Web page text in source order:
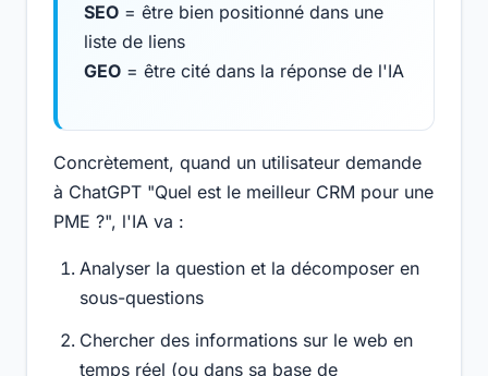
SEO = être bien positionné dans une
liste de liens
GEO = être cité dans la réponse de l'IA
Concrètement, quand un utilisateur demande
à ChatGPT "Quel est le meilleur CRM pour une
PME ?", l'IA va :
Analyser la question et la décomposer en
sous-questions
Chercher des informations sur le web en
temps réel (ou dans sa base de